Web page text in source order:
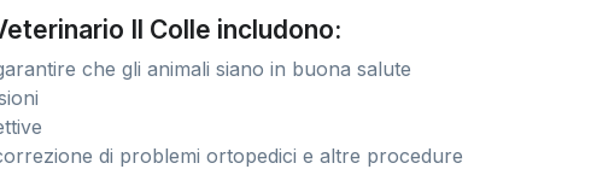
Il Colle includono:
che gli animali siano in buona salute
di problemi ortopedici e altre procedure